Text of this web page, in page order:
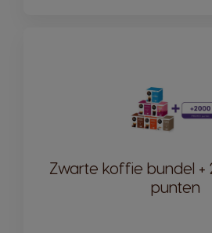
Zwarte koffie bundel +
punten